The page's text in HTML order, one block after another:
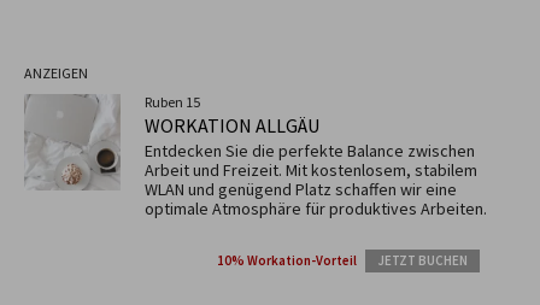
ANZEIGEN
Ruben 15
WORKATION ALLGÄU
Entdecken Sie die perfekte Balance zwischen
Arbeit und Freizeit. Mit kostenlosem, stabilem
WLAN und genügend Platz schaffen wir eine
optimale Atmosphäre für produktives Arbeiten.
10% Workation-Vorteil JETZT BUCHEN